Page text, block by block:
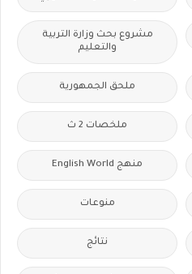
مشروع بحث وزارة التربية
والتعليم
ملحق الجمهورية
ملخصات 2 ث
منهج English World
منوعات
نتائج